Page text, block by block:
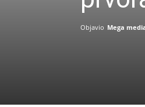
Objavio Mega